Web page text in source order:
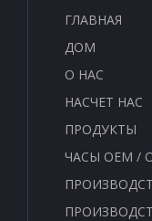
ГЛАВНАЯ
ДОМ
О НАС
НАСЧЕТ НАС
ПРОДУКТЫ
ЧАСЫ OEM /